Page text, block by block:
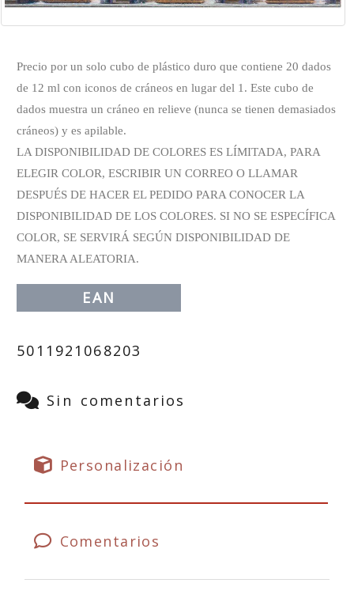
Precio por un solo cubo de plástico duro que contiene 20 dados
de 12 ml con iconos de cráneos en lugar del 1. Este cubo de
dados muestra un cráneo en relieve (nunca se tienen demasiados
cráneos) y es apilable.
LA DISPONIBILIDAD DE COLORES ES LÍMITADA, PARA
ELEGIR COLOR, ESCRIBIR UN CORREO O LLAMAR
DESPUÉS DE HACER EL PEDIDO PARA CONOCER LA
DISPONIBILIDAD DE LOS COLORES. SI NO SE ESPECÍFICA
COLOR, SE SERVIRÁ SEGÚN DISPONIBILIDAD DE
MANERA ALEATORIA.
EAN
5011921068203
Sin comentarios
Personalización
Comentarios